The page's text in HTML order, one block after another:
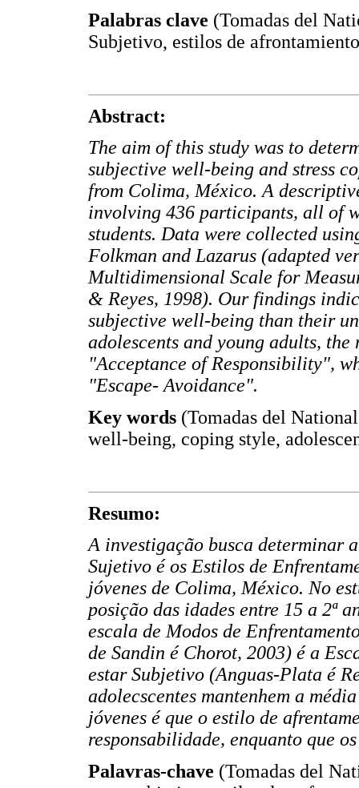
Palabras clave (Tomadas del
Subjetivo, estilos de
Abstract:
The aim of this study was to
subjective well-being and stress
from Colima, México. A
involving 436 participants, all of
students. Data were collected
Folkman and Lazarus (adapted
Multidimensional Scale for
& Reyes, 1998). Our findings
subjective well-being than their
adolescents and young adults,
"Acceptance of Responsibility",
"Escape- Avoidance".
Key words (Tomadas del
well-being, coping style,
Resumo:
A investigação busca determinar
Sujetivo é os Estilos de
jóvenes de Colima, México. No
posição das idades entre 15 a 2ª
escala de Modos de
de Sandin é Chorot, 2003) é a
estar Subjetivo (Anguas-Plata é
adolecscentes mantenhem a
jóvenes é que o estilo de
responsabilidade, enquanto que
Palavras-chave (Tomadas del